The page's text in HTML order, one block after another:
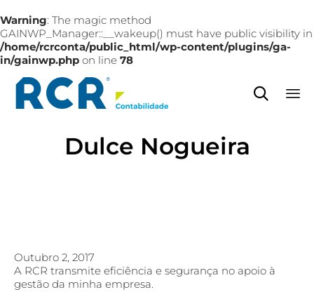
Warning: The magic method
GAINWP_Manager::__wakeup() must have public visibility in
/home/rcrconta/public_html/wp-content/plugins/ga-
in/gainwp.php on line 78

Dulce Nogueira
Outubro 2, 2017
A RCR transmite eficiência e segurança no apoio à
gestão da minha empresa.